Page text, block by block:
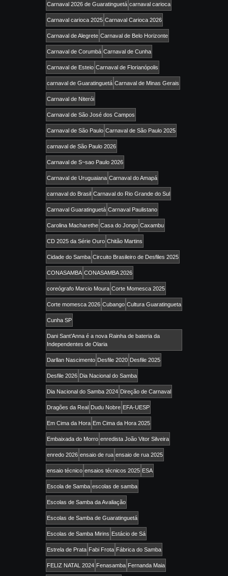
Carnaval 2026 de Guaratinguetá carnaval carioca
Carnaval carioca 2025 Carnaval Carioca 2026
Carnaval de Alegrete Carnaval de Belo Horizonte
Carnaval de Corumbá Carnaval de Cunha
Carnaval de Esteio Carnaval de Florianópolis
carnaval de Guaratinguetá Carnaval de Minas Gerais
Carnaval de Niterói
Carnaval de São José dos Campos
Carnaval de São Paulo Carnaval de São Paulo 2025
carnaval de São Paulo 2026
Carnaval de S~sao Paulo 2026
Carnaval de Uruguaiana Carnaval do Amapá
carnaval do Brasil Carnaval do Rio Grande do Sul
Carnaval Guaratinguetá Carnaval Paulistano
Carolina Macharethe Casa do Jongo Caxambu
CD 2025 da Série Ouro Chitão Martins
Cidade do Samba Circuito Brasileiro de Desfiles 2025
CONASAMBA CONASAMBA 2026
coreógrafo Marcio Moura Corte Momesca 2025
Corte momesca 2026 Cubango Cultura Guaratingueta
Cunha SP
Dani Sant’Anna é a nova Rainha de bateria da
Independentes de Olaria
Darllan Nascimento Desfile 2020 Desfile 2025
Desfile 2026 Dia Nacional do Samba
Dia Nacional do Samba 2024 Direção de Carnaval
Dragões da Real Dudu Nobre EFA-UESP
Em Cima da Hora Em Cima da Hora 2025
Embaixada do Morro enredista João Vitor Silveira
enredo 2026 ensaio de rua ensaio de rua 2025
ensaio técnico ensaios técnicos 2025 ESA
Escola de Samba escolas de samba
Escolas de Samba da Avaliação
Escolas de Samba de Guaratinguetá
Escolas de Samba Mirins Estácio de Sá
Estrela de Prata Fabi Frota Fábrica do Samba
FELIZ NATAL 2024 Fenasamba Fernanda Maia